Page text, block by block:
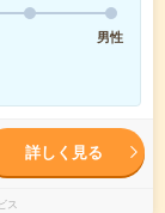
男性
詳しく見る
ス